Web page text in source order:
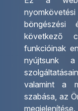
böngészési
következő
funkcióinak
nyújtsunk a
valamint a
szabása, az
megjelenítése.
Csoportos utazások
szervezése
Egyéni utak
Hajóutak
Üzleti utaztatás
Nemzetközi tanár és
diákigazolványok
Letölthető
Ajándékutalvány